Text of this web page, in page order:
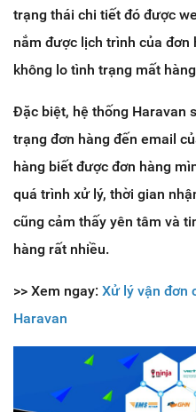
trạng thái chi tiết đó được
nắm được lịch trình của đơn
không lo tình trạng mất
Đặc biệt, hệ thống Haravan
trạng đơn hàng đến email
hàng biết được đơn hàng
quá trình xử lý, thời gian
cũng cảm thấy yên tâm và
hàng rất nhiều.
>> Xem ngay: Xử lý vận đơn
Haravan